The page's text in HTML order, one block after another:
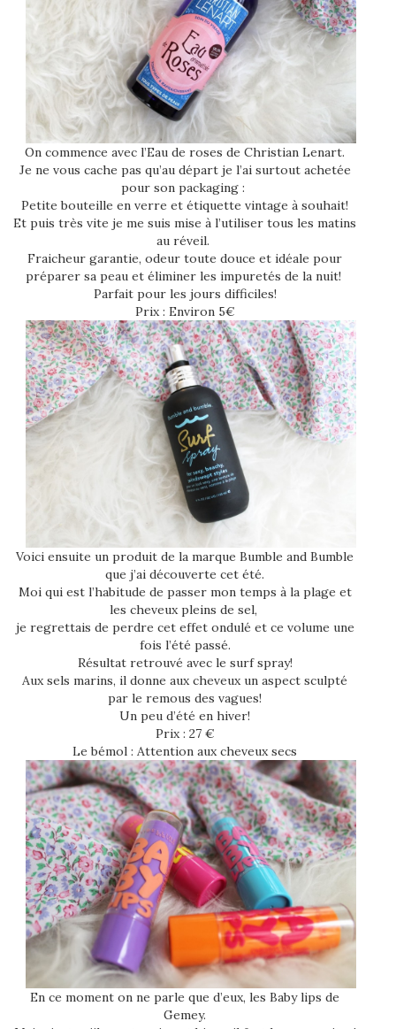
On commence avec l’Eau de roses de Christian Lenart.
Je ne vous cache pas qu’au départ je l’ai surtout achetée
pour son packaging :
Petite bouteille en verre et étiquette vintage à souhait!
Et puis très vite je me suis mise à l’utiliser tous les matins
au réveil.
Fraicheur garantie, odeur toute douce et idéale pour
préparer sa peau et éliminer les impuretés de la nuit!
Parfait pour les jours difficiles!
Prix : Environ 5€
Voici ensuite un produit de la marque Bumble and Bumble
que j’ai découverte cet été.
Moi qui est l’habitude de passer mon temps à la plage et
les cheveux pleins de sel,
je regrettais de perdre cet effet ondulé et ce volume une
fois l’été passé.
Résultat retrouvé avec le surf spray!
Aux sels marins, il donne aux cheveux un aspect sculpté
par le remous des vagues!
Un peu d’été en hiver!
Prix : 27 €
Le bémol : Attention aux cheveux secs
En ce moment on ne parle que d’eux, les Baby lips de
Gemey.